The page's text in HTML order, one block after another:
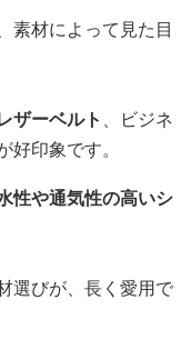
素材によって見た目
ザーベルト 、ビジネ
好印象です。
性や通気性の高いシ
選びが、長く愛用で